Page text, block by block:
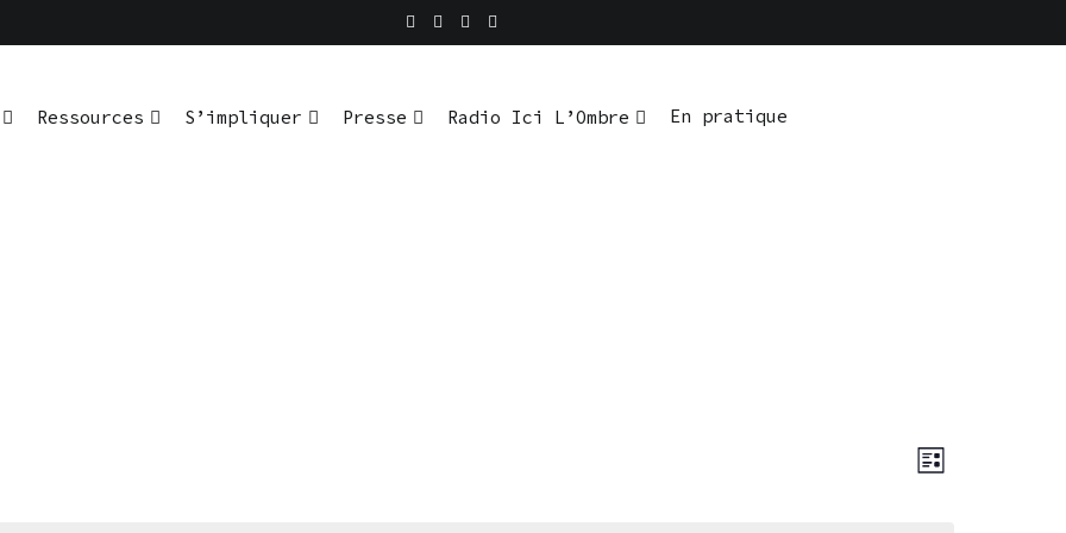
Ressources S’impliquer Presse Radio Ici L’Ombre En pratique
LISTE